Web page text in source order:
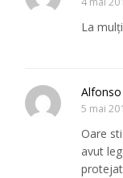
La
Alfonso
5 mai
Oare
avut